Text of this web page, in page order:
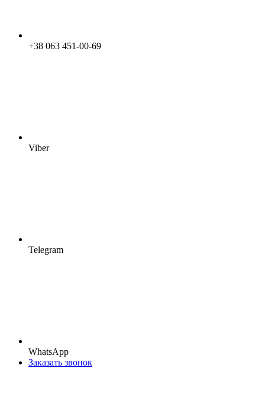
+38 063 451-00-69
Viber
Telegram
WhatsApp
Заказать звонок